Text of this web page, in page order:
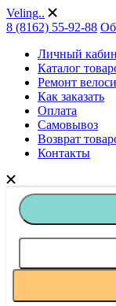
Veling..
8 (8162) 55-92-88
Личный
Каталог
Ремонт
Как заказать
Оплата
Самовывоз
Возврат
Контакты